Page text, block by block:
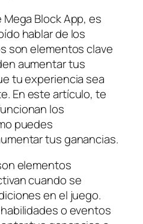
Block App, es
hablar de los
son elementos clave
aumentar tus
tu experiencia sea
En este artículo, te
los
puedes
tus ganancias.
elementos
cuando se
en el juego.
o eventos